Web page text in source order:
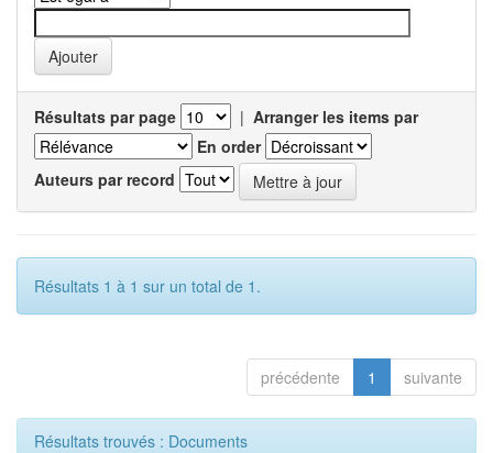
Résultats par page | Arranger les items par
En order
Auteurs par record
Résultats 1 à 1 sur un total de 1.
précédente 1 suivante
Résultats trouvés : Documents